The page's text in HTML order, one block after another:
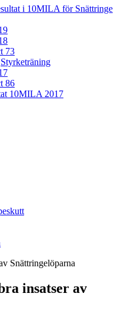
i 10MILA för Snättringe
73
Styrketräning
86
10MILA 2017
insatser av